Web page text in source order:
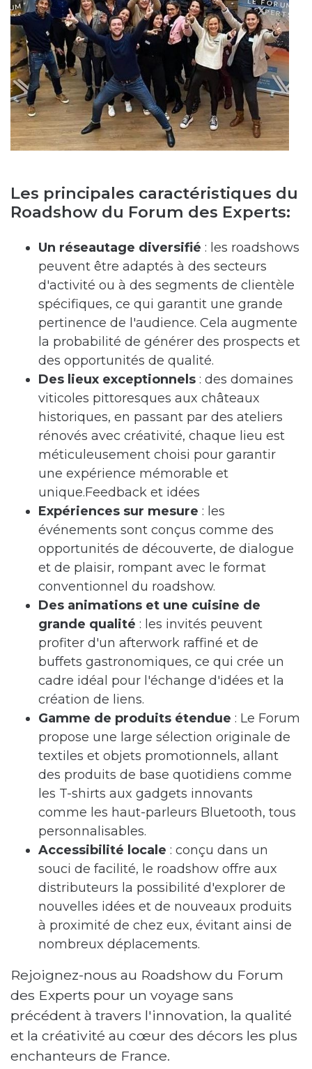
Les principales caractéristiques du
Roadshow du Forum des Experts:
Un réseautage diversifié : les roadshows
peuvent être adaptés à des secteurs
d'activité ou à des segments de clientèle
spécifiques, ce qui garantit une grande
pertinence de l'audience. Cela augmente
la probabilité de générer des prospects et
des opportunités de qualité.
Des lieux exceptionnels : des domaines
viticoles pittoresques aux châteaux
historiques, en passant par des ateliers
rénovés avec créativité, chaque lieu est
méticuleusement choisi pour garantir
une expérience mémorable et
unique.Feedback et idées
Expériences sur mesure : les
événements sont conçus comme des
opportunités de découverte, de dialogue
et de plaisir, rompant avec le format
conventionnel du roadshow.
Des animations et une cuisine de
grande qualité : les invités peuvent
profiter d'un afterwork raffiné et de
buffets gastronomiques, ce qui crée un
cadre idéal pour l'échange d'idées et la
création de liens.
Gamme de produits étendue : Le Forum
propose une large sélection originale de
textiles et objets promotionnels, allant
des produits de base quotidiens comme
les T-shirts aux gadgets innovants
comme les haut-parleurs Bluetooth, tous
personnalisables.
Accessibilité locale : conçu dans un
souci de facilité, le roadshow offre aux
distributeurs la possibilité d'explorer de
nouvelles idées et de nouveaux produits
à proximité de chez eux, évitant ainsi de
nombreux déplacements.
Rejoignez-nous au Roadshow du Forum
des Experts pour un voyage sans
précédent à travers l'innovation, la qualité
et la créativité au cœur des décors les plus
enchanteurs de France.